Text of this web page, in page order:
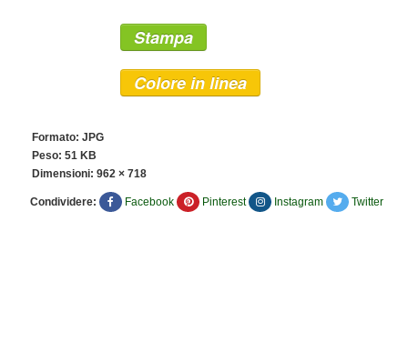
Stampa
Colore in linea
Formato: JPG
Peso: 51 KB
Dimensioni: 962 × 718
Condividere: Facebook Pinterest Instagram Twitter